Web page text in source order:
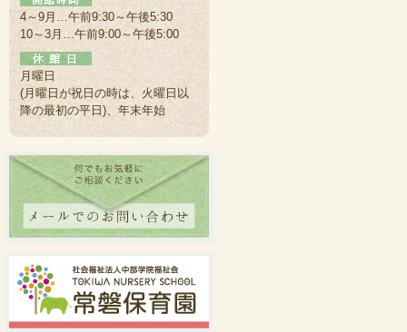
4～9月…午前9:30～午後5:30
10～3月…午前9:00～午後5:00
月曜日
(月曜日が祝日の時は、火曜日以
降の最初の平日)、年末年始